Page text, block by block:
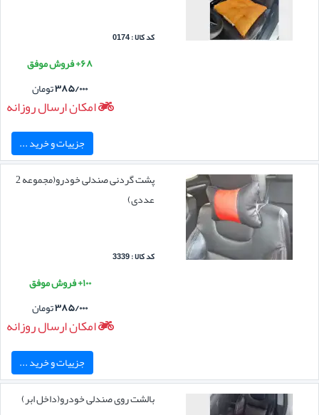
کد کالا : 0174
۶۸+ فروش موفق
۳۸۵/۰۰۰تومان
امکان ارسال روزانه
جزییات و خرید ...
پشت گردنی صندلی خودرو(مجموعه 2
عددی)
کد کالا : 3339
۱۰۰+ فروش موفق
۳۸۵/۰۰۰تومان
امکان ارسال روزانه
جزییات و خرید ...
بالشت روی صندلی خودرو(داخل ابر)